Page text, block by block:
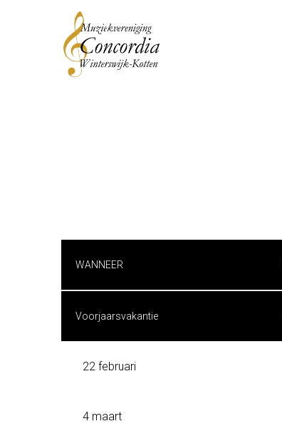
WANNEER
Voorjaarsvakantie
22 februari
4 maart